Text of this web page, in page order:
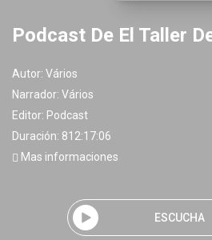
Podcast De El Taller
Autor: Vários
Narrador: Vários
Editor: Podcast
Duración: 812:17:06
Mas informaciones
ESCUCHA